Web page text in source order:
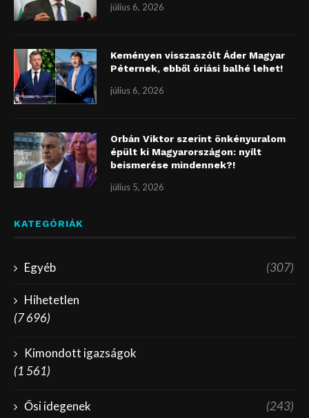
július 6, 2026
Keményen visszaszólt Áder Magyar
Péternek, ebből óriási balhé lehet!
július 6, 2026
Orbán Viktor szerint önkényuralom
épült ki Magyarországon: nyílt
beismerése mindennek?!
július 5, 2026
KATEGÓRIÁK
Egyéb (307)
Hihetetlen
(7 696)
Kimondott igazságok
(1 561)
Ősi idegenek (243)